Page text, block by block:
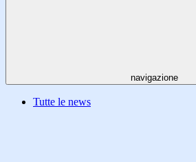
navigazione
Tutte le news